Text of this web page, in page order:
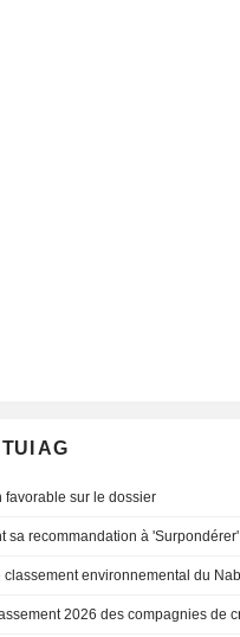
AG
favorable sur le dossier
2026 des compagnies de